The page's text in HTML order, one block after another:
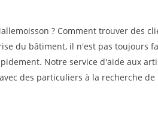
? Comment trouver des
du bâtiment, il n'est pas toujours
Notre service d'aide aux
des particuliers à la recherche